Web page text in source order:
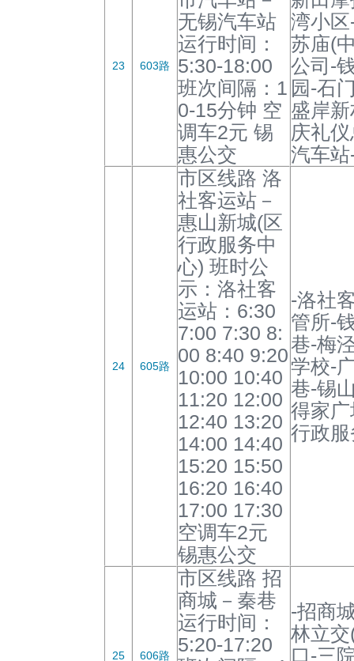
23 603路
无锡汽车站
运行时间：
5:30-18:00
班次间隔：1
0-15分钟 空
调车2元 锡
惠公交
湾小
苏庙(
公司-
园-石
盛岸
庆礼
汽车站
24 605路
市区线路 洛
社客运站－
惠山新城(区
行政服务中
心) 班时公
示：洛社客
运站：6:30
7:00 7:30 8:
00 8:40 9:20
10:00 10:40
11:20 12:00
12:40 13:20
14:00 14:40
15:20 15:50
16:20 16:40
17:00 17:30
空调车2元
锡惠公交
-洛社
管所-
巷-梅
学校-
巷-锡
得家
行政
25 606路
市区线路 招
商城－秦巷
运行时间：
5:20-17:20
-招商
林立
口-三